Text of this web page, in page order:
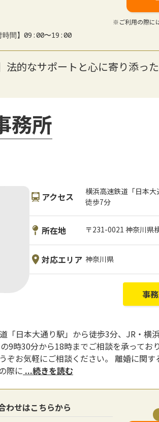
時間】09:00〜19:00
※ご利用の際に
法的なサポートと心に寄り添っ
務所
アクセス
横浜高速鉄道「日本大
徒歩7分
所在地 〒231-0021 神奈川県
対応エリア 神奈川県
事
「日本大通り駅」から徒歩3分、JR・横
9時30分から18時までご相談を承って
ぞお気軽にご相談ください。 離婚に関
際に ...続きを読む
わせはこちらから